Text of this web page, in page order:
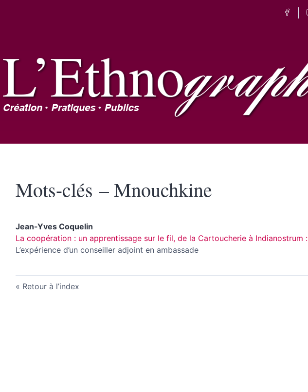
Mots-clés – Mnouchkine
Jean-Yves Coquelin
La coopération : un apprentissage sur le fil, de la Cartoucherie à Indianostrum :
L’expérience d’un conseiller adjoint en ambassade
Retour à l’index